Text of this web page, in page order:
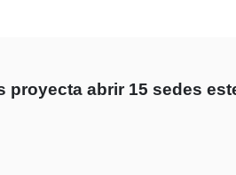
proyecta abrir 15 sedes